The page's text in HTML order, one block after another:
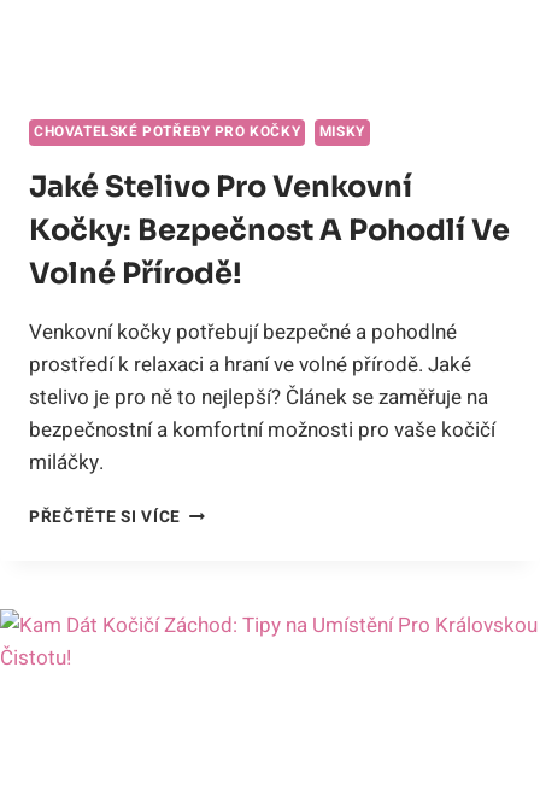
CHOVATELSKÉ POTŘEBY PRO KOČKY MISKY
Jaké Stelivo Pro Venkovní
Kočky: Bezpečnost A Pohodlí Ve
Volné Přírodě!
Venkovní kočky potřebují bezpečné a pohodlné
prostředí k relaxaci a hraní ve volné přírodě. Jaké
stelivo je pro ně to nejlepší? Článek se zaměřuje na
bezpečnostní a komfortní možnosti pro vaše kočičí
miláčky.
PŘEČTĚTE SI VÍCEJAKÉ
KOČKY:
BEZPEČNOST